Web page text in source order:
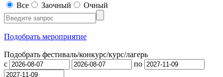
Все
Заочный Очный
Подобрать мероприятие
Подобрать фестиваль/конкурс/курс/лагерь
с
по